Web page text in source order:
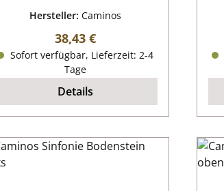
Hersteller:Caminos
Regulärer Preis:
38,43 €
Sofort verfügbar, Lieferzeit: 2-4
Tage
Details